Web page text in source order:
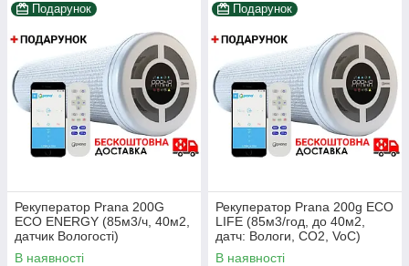
Подарунок
Рекуператор Prana 200G
ECO ENERGY (85м3/ч, 40м2,
датчик Вологості)
В наявності
Подарунок
Рекуператор Prana 200g ECO
LIFE (85м3/год, до 40м2,
датч: Вологи, CO2, VoC)
В наявності